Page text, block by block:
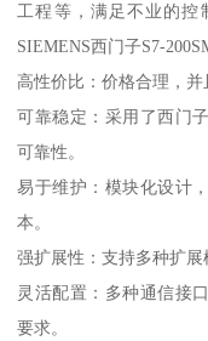
工程等，满足不业的控
SIEMENS西门子S7-
高性价比：价格合理，并
可靠稳定：采用了西门
可靠性。
易于维护：模块化设计
本。
强扩展性：支持多种扩展
灵活配置：多种通信接
要求。